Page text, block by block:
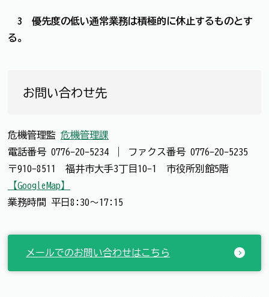
3 優先度の低い通常業務は積極的に休止するものとす
る。
お問い合わせ先
危機管理監 危機管理課
電話番号 0776-20-5234 ファクス番号 0776-20-5235
〒910-8511 福井市大手3丁目10-1 市役所別館5階
【GoogleMap】
業務時間 平日8:30～17:15
メールでのお問い合わせはこちら